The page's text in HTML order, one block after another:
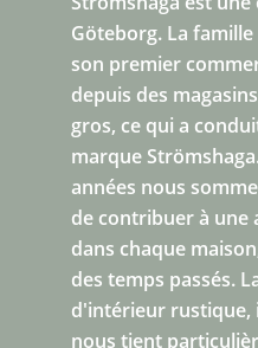
Göteborg. La
son premier
depuis des
gros, ce qui a
marque
années nous
de contribuer à une
dans chaque
des temps passés.
d'intérieur
nous tient